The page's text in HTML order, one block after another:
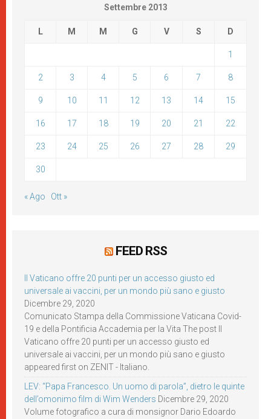
Settembre 2013
L M M G V S D
1
2 3 4 5 6 7 8
9 10 11 12 13 14 15
16 17 18 19 20 21 22
23 24 25 26 27 28 29
30
« Ago Ott »
FEED RSS
Il Vaticano offre 20 punti per un accesso giusto ed
universale ai vaccini, per un mondo più sano e giusto
Dicembre 29, 2020
Comunicato Stampa della Commissione Vaticana Covid-
19 e della Pontificia Accademia per la Vita The post Il
Vaticano offre 20 punti per un accesso giusto ed
universale ai vaccini, per un mondo più sano e giusto
appeared first on ZENIT - Italiano.
LEV: “Papa Francesco. Un uomo di parola”, dietro le quinte
dell’omonimo film di Wim Wenders Dicembre 29, 2020
Volume fotografico a cura di monsignor Dario Edoardo